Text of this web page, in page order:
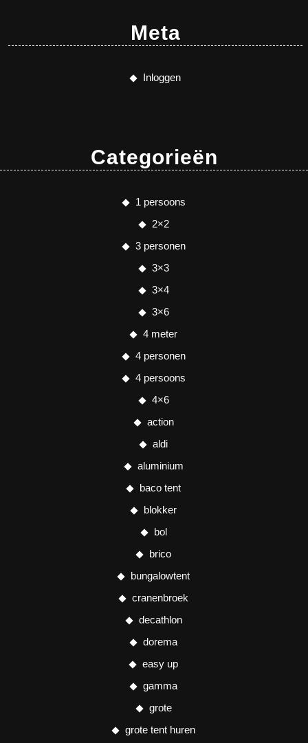
Meta
Inloggen
Categorieën
1 persoons
2×2
3 personen
3×3
3×4
3×6
4 meter
4 personen
4 persoons
4×6
action
aldi
aluminium
baco tent
blokker
bol
brico
bungalowtent
cranenbroek
decathlon
dorema
easy up
gamma
grote
grote tent huren